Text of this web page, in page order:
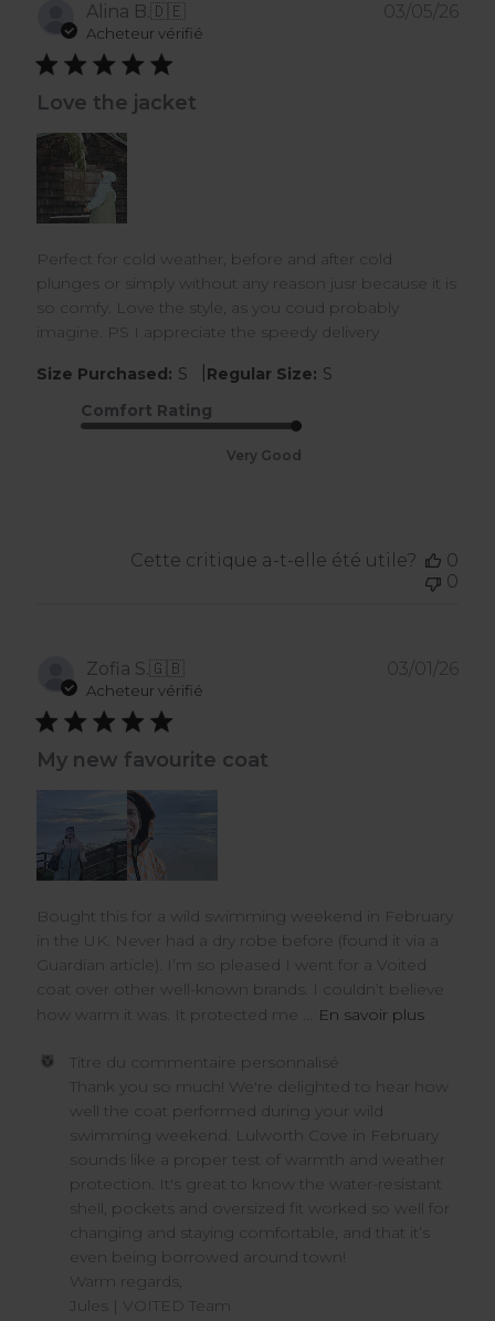
Alina B.🇩🇪
Acheteur vérifié
Love the jacket
Perfect for cold weather, before and after cold
plunges or simply without any reason jusr because it is
so comfy. Love the style, as you coud probably
imagine. PS I appreciate the speedy delivery
Size Purchased: S Regular Size: S
Comfort Rating
Very Good
03/05/26
Cette critique a-t-elle été utile?
0
0
Zofia S.🇬🇧
Acheteur vérifié
My new favourite coat
Bought this for a wild swimming weekend in February
in the UK. Never had a dry robe before (found it via a
Guardian article). I’m so pleased I went for a Voited
coat over other well-known brands. I couldn’t believe
how warm it was. It protected me ... En savoir plus
Commentaires
magasin
l'examen
personnalisé
Titre du commentaire personnalisé
Thank you so much! We're delighted to hear how
well the coat performed during your wild
swimming weekend. Lulworth Cove in February
sounds like a proper test of warmth and weather
protection. It's great to know the water-resistant
shell, pockets and oversized fit worked so well for
changing and staying comfortable, and that it’s
even being borrowed around town!
Warm regards,
Jules | VOITED Team
03/01/26